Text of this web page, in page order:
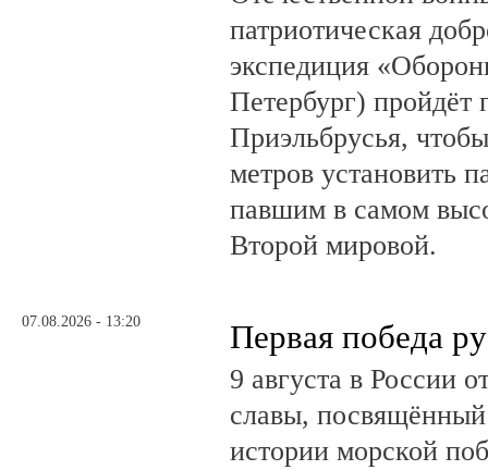
патриотическая
экспедиция
Петербург) пройдёт
Приэльбрусья,
метров установить
павшим в самом
Второй мировой.
07.08.2026 - 13:20 Первая победа
9 августа в России
славы, посвящённый
истории морской